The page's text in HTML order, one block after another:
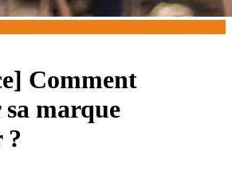
Comment
marque
?